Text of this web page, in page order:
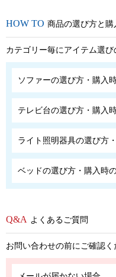
商品の選び方と購
カテゴリー毎にアイテム選
ソファーの選び方・購入
テレビ台の選び方・購入
ライト照明器具の選び方
ベッドの選び方・購入時
よくあるご質問
お問い合わせの前にご確認く